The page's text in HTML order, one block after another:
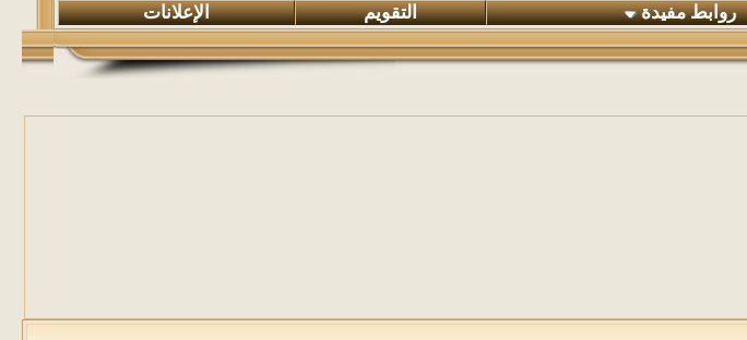
روابط مفيدة التقويم الإعلانات